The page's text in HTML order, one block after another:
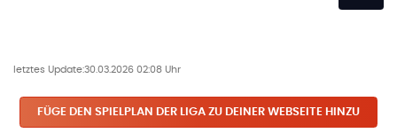
letztes Update:30.03.2026 02:08 Uhr
FÜGE DEN SPIELPLAN DER LIGA ZU DEINER WEBSEITE HINZU